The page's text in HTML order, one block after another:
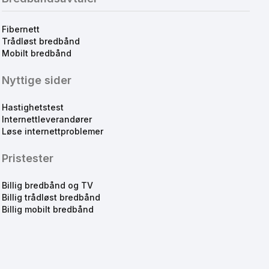
Fibernett
Trådløst bredbånd
Mobilt bredbånd
Nyttige sider
Hastighetstest
Internettleverandører
Løse internettproblemer
Pristester
Billig bredbånd og TV
Billig trådløst bredbånd
Billig mobilt bredbånd